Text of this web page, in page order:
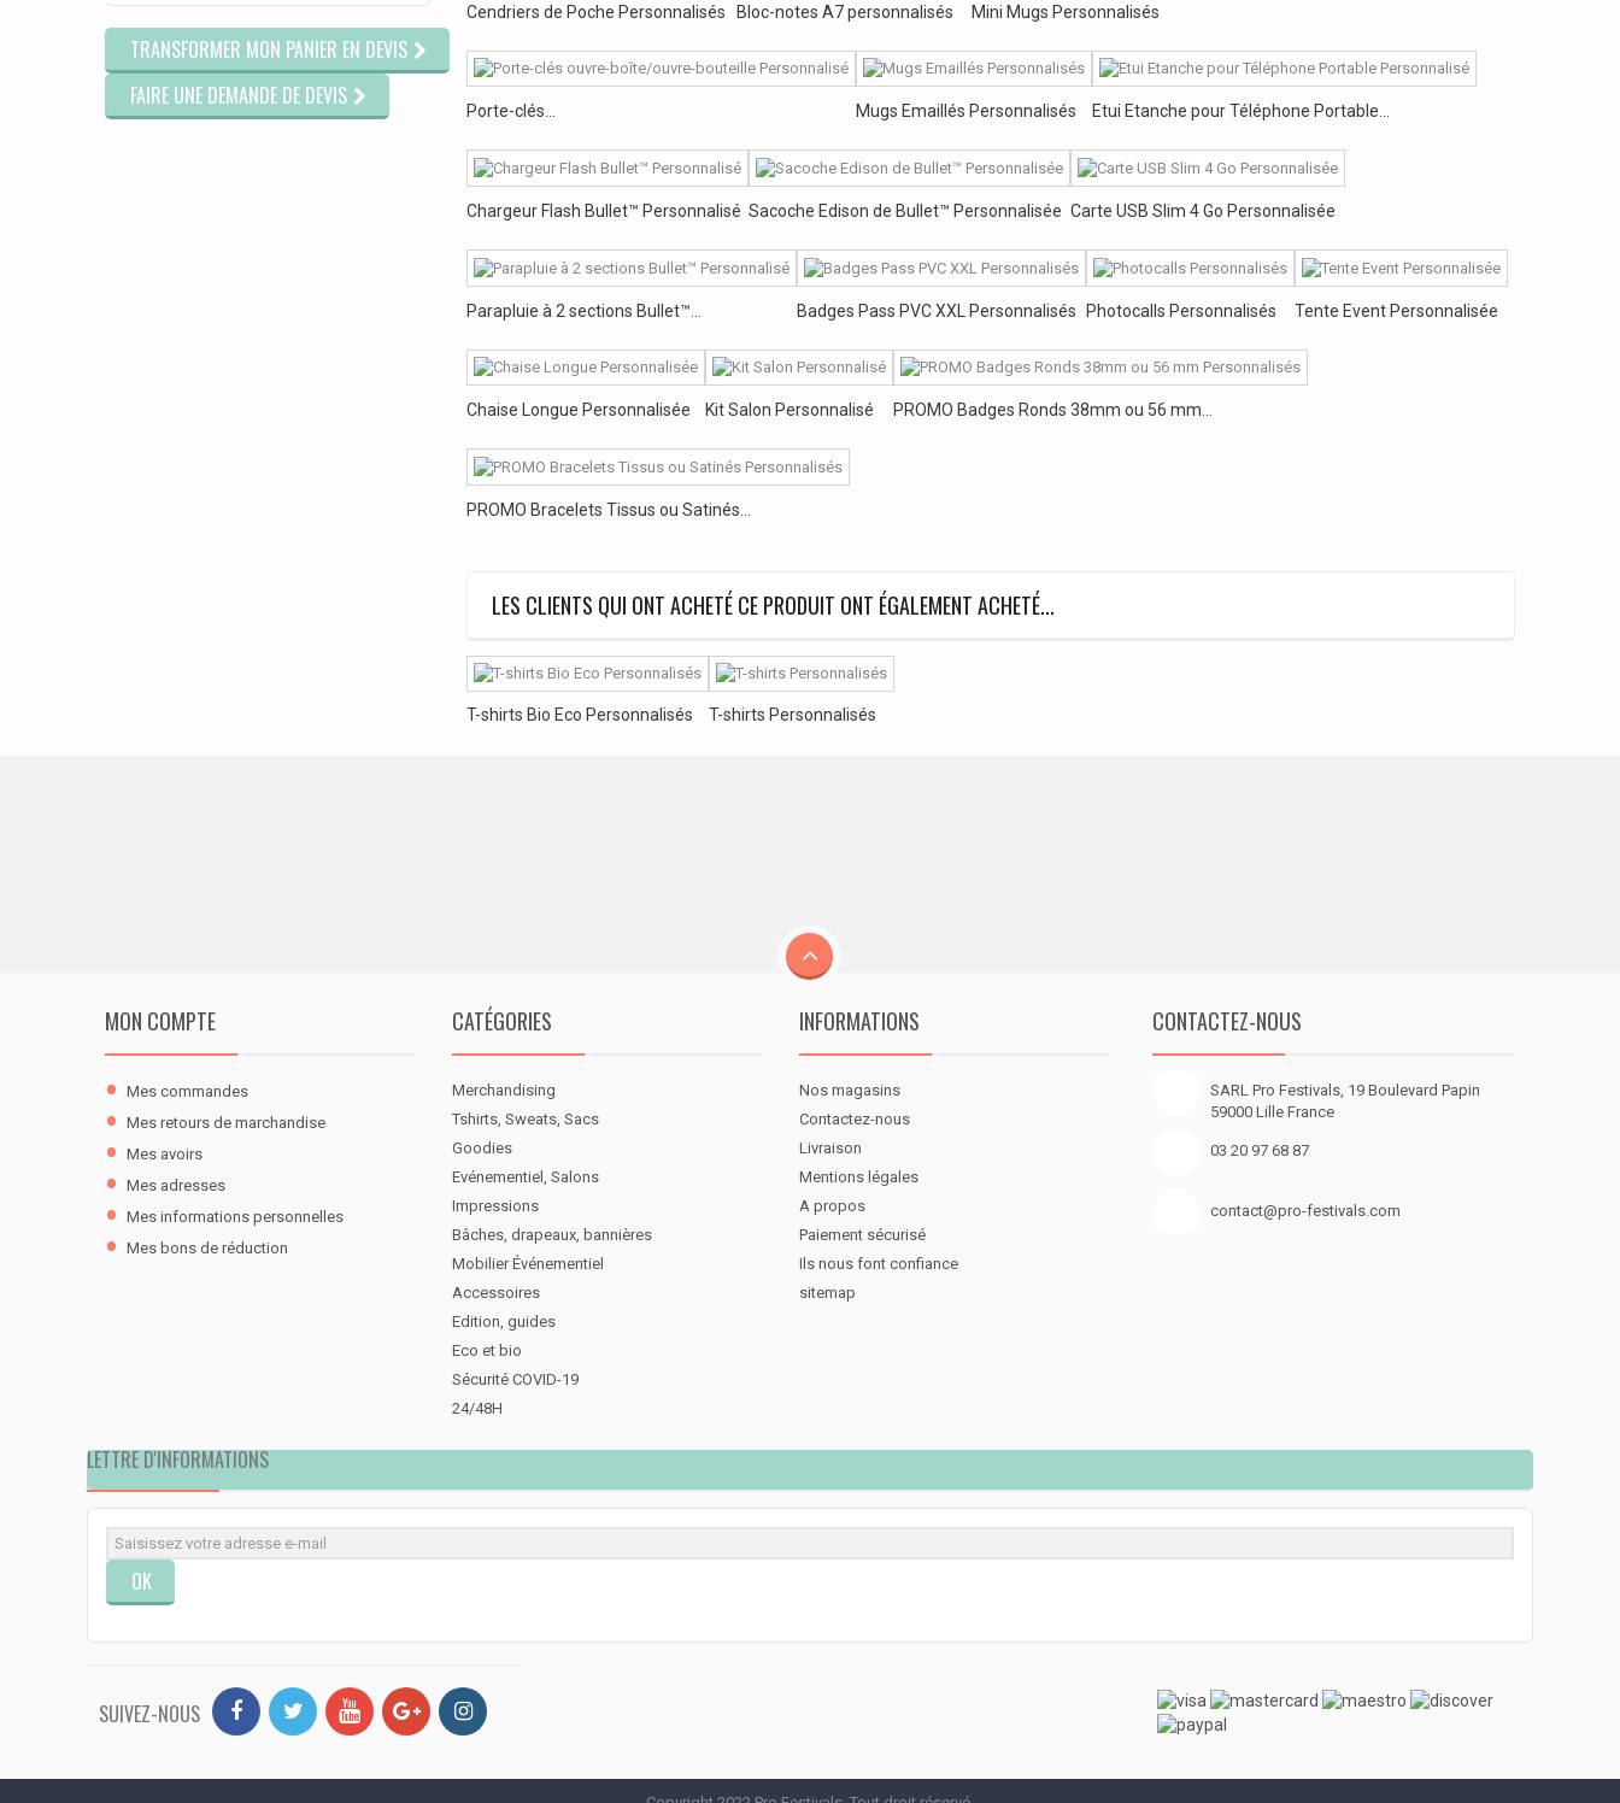
TRANSFORMER MON PANIER EN DEVIS
FAIRE UNE DEMANDE DE DEVIS
Cendriers de Poche Personnalisés Bloc-notes A7 personnalisés Mini Mugs Personnalisés
Porte-clés... Mugs Emaillés Personnalisés Etui Etanche pour Téléphone Portable...
Chargeur Flash Bullet™ Personnalisé Sacoche Edison de Bullet™ Personnalisée Carte USB Slim 4 Go Personnalisée
Parapluie à 2 sections Bullet™... Badges Pass PVC XXL Personnalisés Photocalls Personnalisés Tente Event Personnalisée
Chaise Longue Personnalisée Kit Salon Personnalisé PROMO Badges Ronds 38mm ou 56 mm...
PROMO Bracelets Tissus ou Satinés...
LES CLIENTS QUI ONT ACHETÉ CE PRODUIT ONT ÉGALEMENT ACHETÉ...
T-shirts Bio Eco Personnalisés T-shirts Personnalisés
MON COMPTE
Mes commandes
Mes retours de marchandise
Mes avoirs
Mes adresses
Mes informations personnelles
Mes bons de réduction
CATÉGORIES
Merchandising
Tshirts, Sweats, Sacs
Goodies
Evénementiel, Salons
Impressions
Bâches, drapeaux, bannières
Mobilier Événementiel
Accessoires
Edition, guides
Eco et bio
Sécurité COVID-19
24/48H
INFORMATIONS
Nos magasins
Contactez-nous
Livraison
Mentions légales
A propos
Paiement sécurisé
Ils nous font confiance
sitemap
CONTACTEZ-NOUS
SARL Pro Festivals, 19 Boulevard Papin
59000 Lille France
03 20 97 68 87
contact@pro-festivals.com
LETTRE D'INFORMATIONS
OK
SUIVEZ-NOUS